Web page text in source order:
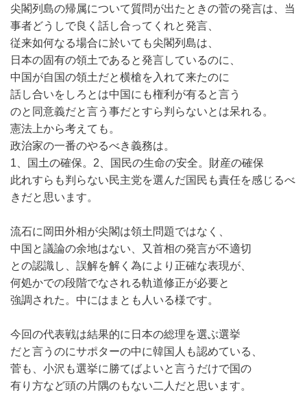
尖閣列島の帰属について質問が出たときの菅の発言は、当
事者どうしで良く話し合ってくれと発言、
従来如何なる場合に於いても尖閣列島は、
日本の固有の領土であると発言しているのに、
中国が自国の領土だと横槍を入れて来たのに
話し合いをしろとは中国にも権利が有ると言う
のと同意義だと言う事だとすら判らないとは呆れる。
憲法上から考えても。
政治家の一番のやるべき義務は。
1、国土の確保。2、国民の生命の安全。財産の確保
此れすらも判らない民主党を選んだ国民も責任を感じるべ
きだと思います。
流石に岡田外相が尖閣は領土問題ではなく、
中国と議論の余地はない、又首相の発言が不適切
との認識し、誤解を解く為により正確な表現が、
何処かでの段階でなされる軌道修正が必要と
強調された。中にはまとも人いる様です。
今回の代表戦は結果的に日本の総理を選ぶ選挙
だと言うのにサポターの中に韓国人も認めている、
菅も、小沢も選挙に勝てばよいと言うだけで国の
有り方など頭の片隅のもない二人だと思います。